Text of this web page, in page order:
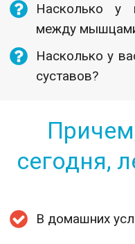
Насколько у
между
Насколько у
суставов?
сегодня,
В домашних